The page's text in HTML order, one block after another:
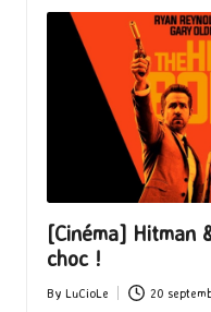
[Cinéma] Hitman
choc !
Posted
By LuCioLe 20